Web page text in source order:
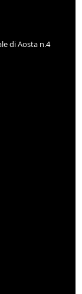
di Aosta n.4